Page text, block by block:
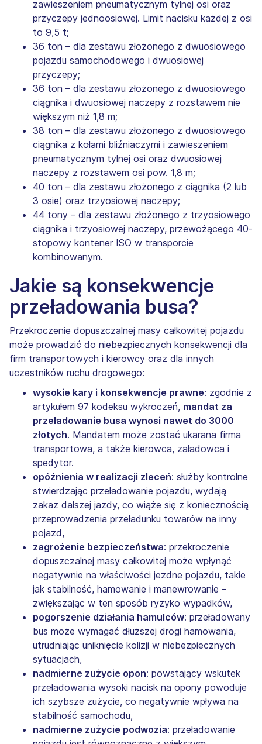
zawieszeniem pneumatycznym tylnej osi oraz
przyczepy jednoosiowej. Limit nacisku każdej z osi
to 9,5 t;
36 ton – dla zestawu złożonego z dwuosiowego
pojazdu samochodowego i dwuosiowej
przyczepy;
36 ton – dla zestawu złożonego z dwuosiowego
ciągnika i dwuosiowej naczepy z rozstawem nie
większym niż 1,8 m;
38 ton – dla zestawu złożonego z dwuosiowego
ciągnika z kołami bliźniaczymi i zawieszeniem
pneumatycznym tylnej osi oraz dwuosiowej
naczepy z rozstawem osi pow. 1,8 m;
40 ton – dla zestawu złożonego z ciągnika (2 lub
3 osie) oraz trzyosiowej naczepy;
44 tony – dla zestawu złożonego z trzyosiowego
ciągnika i trzyosiowej naczepy, przewożącego 40-
stopowy kontener ISO w transporcie
kombinowanym.
Jakie są konsekwencje
przeładowania busa?
Przekroczenie dopuszczalnej masy całkowitej pojazdu
może prowadzić do niebezpiecznych konsekwencji dla
firm transportowych i kierowcy oraz dla innych
uczestników ruchu drogowego:
wysokie kary i konsekwencje prawne: zgodnie z
artykułem 97 kodeksu wykroczeń, mandat za
przeładowanie busa wynosi nawet do 3000
złotych. Mandatem może zostać ukarana firma
transportowa, a także kierowca, załadowca i
spedytor.
opóźnienia w realizacji zleceń: służby kontrolne
stwierdzając przeładowanie pojazdu, wydają
zakaz dalszej jazdy, co wiąże się z koniecznością
przeprowadzenia przeładunku towarów na inny
pojazd,
zagrożenie bezpieczeństwa: przekroczenie
dopuszczalnej masy całkowitej może wpłynąć
negatywnie na właściwości jezdne pojazdu, takie
jak stabilność, hamowanie i manewrowanie –
zwiększając w ten sposób ryzyko wypadków,
pogorszenie działania hamulców: przeładowany
bus może wymagać dłuższej drogi hamowania,
utrudniając uniknięcie kolizji w niebezpiecznych
sytuacjach,
nadmierne zużycie opon: powstający wskutek
przeładowania wysoki nacisk na opony powoduje
ich szybsze zużycie, co negatywnie wpływa na
stabilność samochodu,
nadmierne zużycie podwozia: przeładowanie